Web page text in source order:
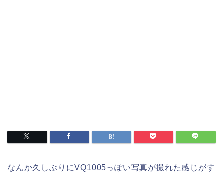
なんか久しぶりにVQ1005っぽい写真が撮れた感じがす